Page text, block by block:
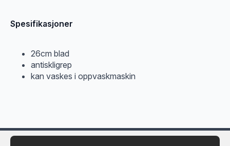
Spesifikasjoner
26cm blad
antiskligrep
kan vaskes i oppvaskmaskin